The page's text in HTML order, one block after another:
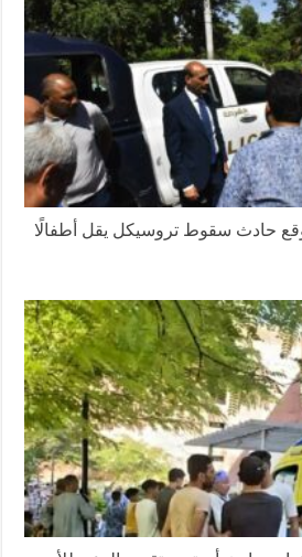
حادث سقوط تروسيكل يقل أطفالًا